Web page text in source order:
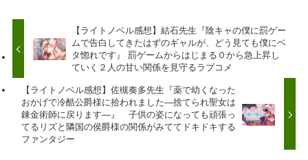
【ライトノベル感想】結石先生『陰キャの僕に罰ゲー
ムで告白してきたはずのギャルが、どう見ても僕にベ
タ惚れです』 罰ゲームからはじまる０から急上昇し
ていく２人の甘い関係を見守るラブコメ
【ライトノベル感想】佐槻奏多先生『薬で幼くなった
おかげで冷酷公爵様に拾われました―捨てられ聖女は
錬金術師に戻ります―』 子供の姿になっても頑張っ
てるリズと隣国の侯爵様の関係がみててドキドキする
ファンタジー